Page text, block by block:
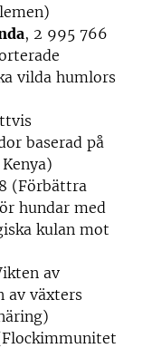
, 2 995 766
vilda humlors
baserad på
(Förbättra
hundar med
kulan mot
av
av växters